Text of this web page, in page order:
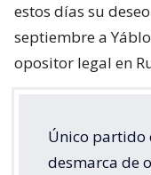
estos días su
septiembre a
opositor legal en
Único partido
desmarca de